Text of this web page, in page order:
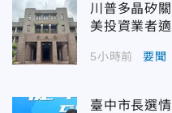
川普多晶矽
美投資業者
5小時前 要聞
臺中市長選